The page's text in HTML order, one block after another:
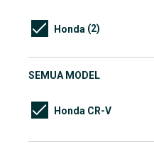
Honda (2)
SEMUA MODEL
Honda CR-V